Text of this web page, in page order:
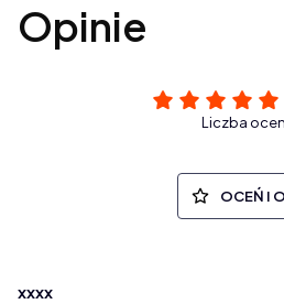
Opinie
Liczba
OCEŃ I
xxxx